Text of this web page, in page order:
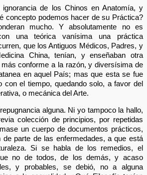
ignorancia de los Chinos en Anatomía, y
concepto podemos hacer de su Práctica?
mucho. Y absolutamente no es
una teórica vanísima una práctica
que los Antiguos Médicos, Padres, y
China, tenían, y enseñaban otra
conforme a la razón, y diversísima de
en aquel País; mas que esta se fue
con el tiempo, quedando solo, a favor del
o mecánica del Arte.
alguna. Ni yo tampoco la hallo,
colección de principios, por repetidas
un cuerpo de documentos prácticos,
de parte de las enfermedades, a que está
Si se habla de los remedios, el
no de todos, de los demás, y acaso
y probables, se debió, no a alguna